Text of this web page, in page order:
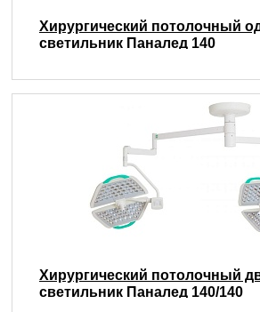
Хирургический потолочный
светильник Паналед 140
Хирургический потолочный
светильник Паналед 140/140